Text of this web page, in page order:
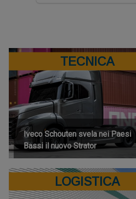
TECNICA
Iveco Schouten svela nei Paesi
Bassi il nuovo Strator
LOGISTICA